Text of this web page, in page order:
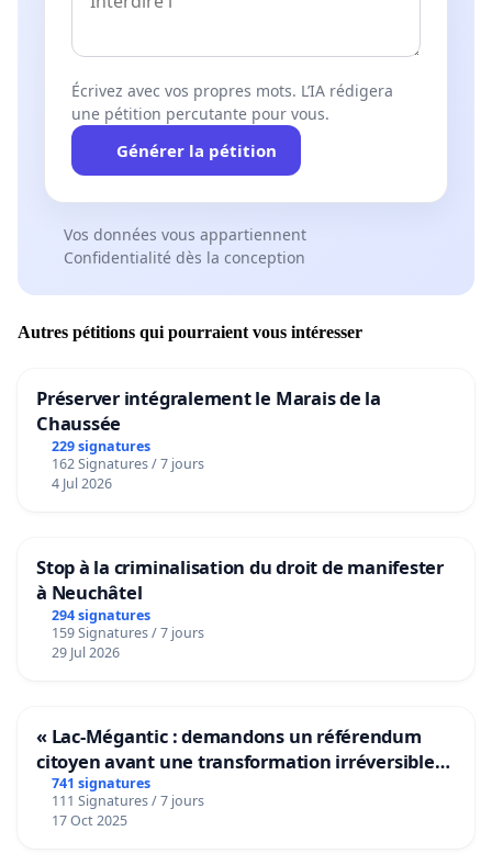
Écrivez avec vos propres mots. L’IA rédigera
une pétition percutante pour vous.
Générer la pétition
Vos données vous appartiennent
Confidentialité dès la conception
Autres pétitions qui pourraient vous intéresser
Préserver intégralement le Marais de la
Chaussée
229 signatures
162 Signatures / 7 jours
4 Jul 2026
Stop à la criminalisation du droit de manifester
à Neuchâtel
294 signatures
159 Signatures / 7 jours
29 Jul 2026
« Lac-Mégantic : demandons un référendum
citoyen avant une transformation irréversible
de notre territoire »
741 signatures
111 Signatures / 7 jours
17 Oct 2025